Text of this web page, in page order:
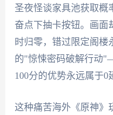
圣夜怪谈家具池获取概
奋点下抽卡按钮。画面
时归零，错过限定阁楼
的"惊悚密码破解行动
100分的优势永远属于0
这种痛苦海外《原神》